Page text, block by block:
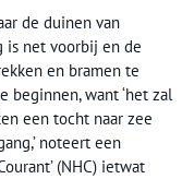
de duinen van
is net voorbij en de
en bramen te
beginnen, want ‘het zal
een tocht naar zee
noteert een
(NHC) ietwat